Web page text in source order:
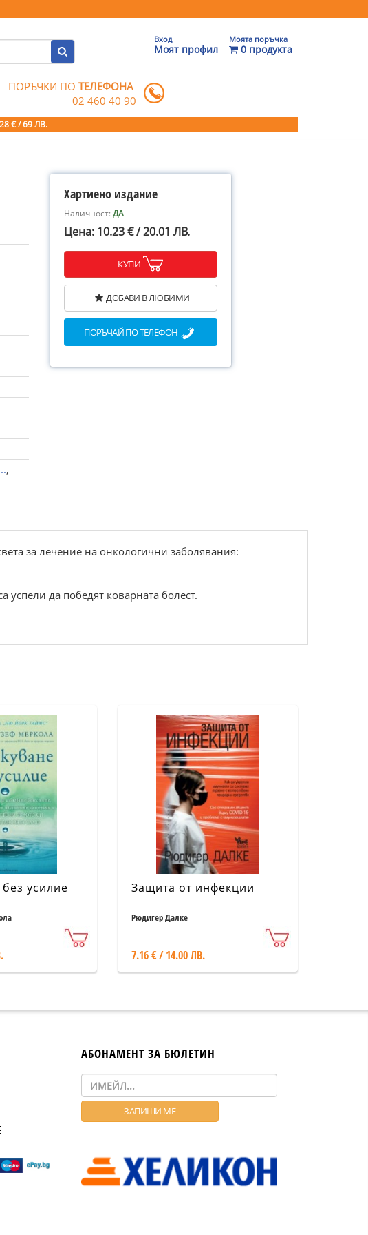
Вход
Моят профил
Моята поръчка
0 продукта
ПОРЪЧКИ ПОТЕЛЕФОНА
02 460 40 90
€ / 69 ЛВ.
,
Хартиено издание
Наличност:ДА
Цена: 10.23 € / 20.01 ЛВ.
КУПИ
ДОБАВИ В ЛЮБИМИ
ПОРЪЧАЙ ПО ТЕЛЕФОН
за лечение на онкологични заболявания:
да победят коварната болест.
усилие Защита от инфекции
Рюдигер Далке
7.16 € / 14.00 ЛВ.
АБОНАМЕНТ ЗА БЮЛЕТИН